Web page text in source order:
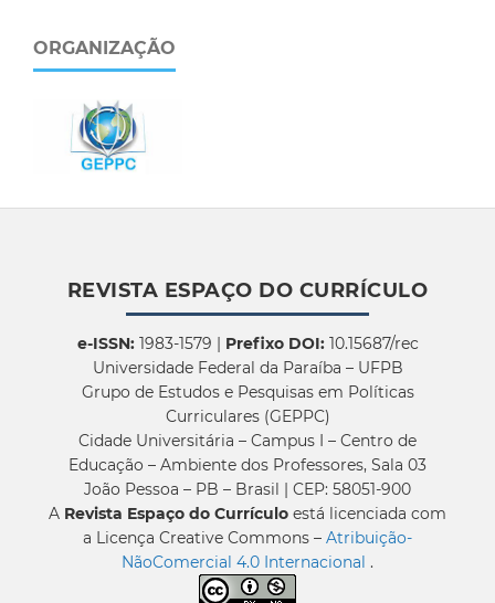
ORGANIZAÇÃO
REVISTA ESPAÇO DO CURRÍCULO
e-ISSN:1983-1579 | Prefixo DOI:10.15687/rec
Universidade Federal da Paraíba – UFPB
Grupo de Estudos e Pesquisas em Políticas
Curriculares (GEPPC)
Cidade Universitária – Campus I – Centro de
Educação – Ambiente dos Professores, Sala 03
João Pessoa – PB – Brasil | CEP: 58051-900
A Revista Espaço do Currículo está licenciada com
a Licença Creative Commons – Atribuição-
NãoComercial 4.0 Internacional .